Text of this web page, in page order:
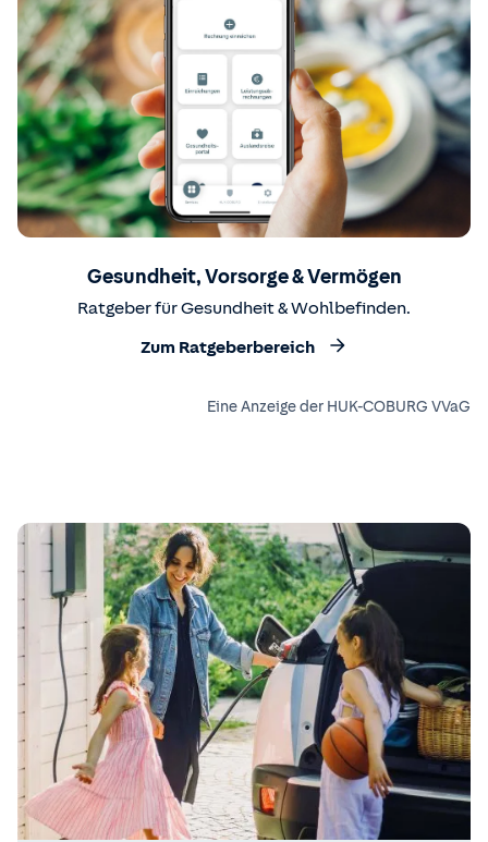
Gesundheit, Vorsorge & Vermögen
Ratgeber für Gesundheit & Wohlbefinden.
Zum Ratgeberbereich
Eine Anzeige der HUK-COBURG VVaG